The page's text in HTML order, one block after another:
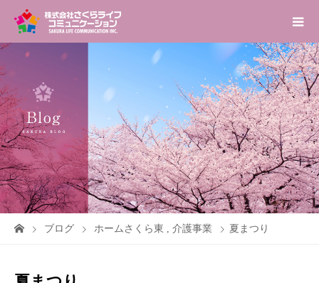
ブログ ホームさくら東 , 介護事業 夏まつり